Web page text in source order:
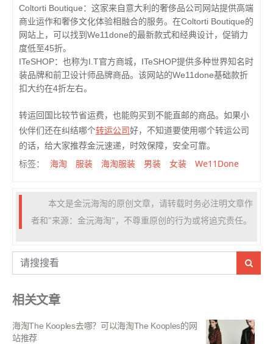
Coltorti Boutique：这家来自意大利的奢侈品公司网站提供高端
商业运作和奢侈文化体验相融合的服务。在Coltorti Boutique的
网站上，可以找到We11done的最新款式和经典设计，促销力
度低至45折。
ITeSHOP：也称为I.T官方商城，ITeSHOP提供多种世界知名时
装品牌和前卫设计师品牌商品。该网站的We11done基础款折
扣大约在4折左右。
转运回国比较节省运费，也能购买到不能直邮的商品。如果小
伙伴们还在纠结哪个转运公司好，不知道要使用哪个转运公司
的话，给大家推荐金沅速递，时效保障，安全可靠。
标签：
海淘 服装 海淘服装 男装 女装 We11Done
本文是金沅海淘的原创文章，请转载时务必注明文章作
者和"来源：金沅海淘"，不尊重原创的行为或将追究责任。
相关文章
海淘The Kooples去哪？可以海淘The Kooples的网
站推荐